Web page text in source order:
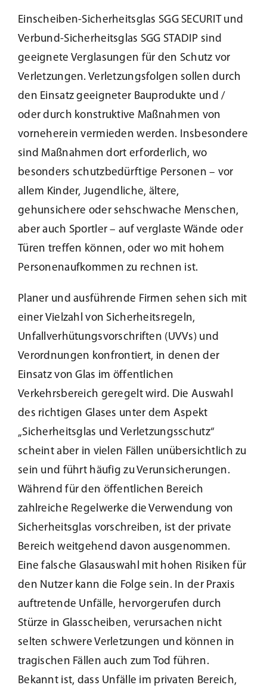
Einscheiben-Sicherheitsglas SGG SECURIT und
Verbund-Sicherheitsglas SGG STADIP sind
geeignete Verglasungen für den Schutz vor
Verletzungen. Verletzungsfolgen sollen durch
den Einsatz geeigneter Bauprodukte und /
oder durch konstruktive Maßnahmen von
vorneherein vermieden werden. Insbesondere
sind Maßnahmen dort erforderlich, wo
besonders schutzbedürftige Personen – vor
allem Kinder, Jugendliche, ältere,
gehunsichere oder sehschwache Menschen,
aber auch Sportler – auf verglaste Wände oder
Türen treffen können, oder wo mit hohem
Personenaufkommen zu rechnen ist.
Planer und ausführende Firmen sehen sich mit
einer Vielzahl von Sicherheitsregeln,
Unfallverhütungsvorschriften (UVVs) und
Verordnungen konfrontiert, in denen der
Einsatz von Glas im öffentlichen
Verkehrsbereich geregelt wird. Die Auswahl
des richtigen Glases unter dem Aspekt
„Sicherheitsglas und Verletzungsschutz“
scheint aber in vielen Fällen unübersichtlich zu
sein und führt häufig zu Verunsicherungen.
Während für den öffentlichen Bereich
zahlreiche Regelwerke die Verwendung von
Sicherheitsglas vorschreiben, ist der private
Bereich weitgehend davon ausgenommen.
Eine falsche Glasauswahl mit hohen Risiken für
den Nutzer kann die Folge sein. In der Praxis
auftretende Unfälle, hervorgerufen durch
Stürze in Glasscheiben, verursachen nicht
selten schwere Verletzungen und können in
tragischen Fällen auch zum Tod führen.
Bekannt ist, dass Unfälle im privaten Bereich,